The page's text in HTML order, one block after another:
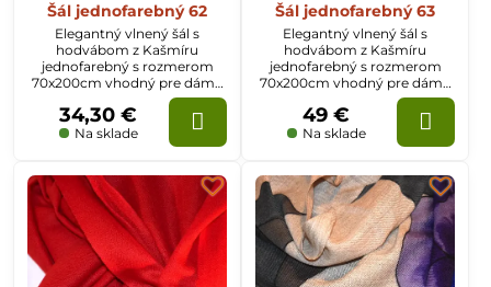
Šál jednofarebný 62
Elegantný vlnený šál s
hodvábom z Kašmíru
jednofarebný s rozmerom
70x200cm vhodný pre dámy
Na sklade
34,30 €
Šál jednofarebný 63
Elegantný vlnený šál s
hodvábom z Kašmíru
jednofarebný s rozmerom
70x200cm vhodný pre dámy
Na sklade
49 €